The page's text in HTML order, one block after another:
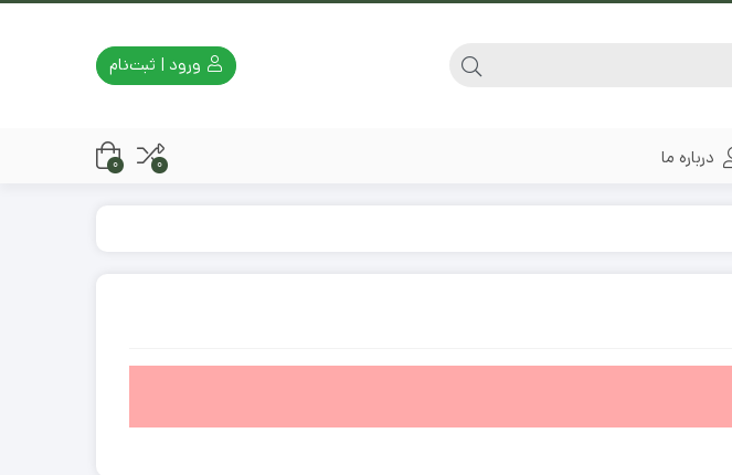
ورود | ثبت‌نام
درباره ما 0
0